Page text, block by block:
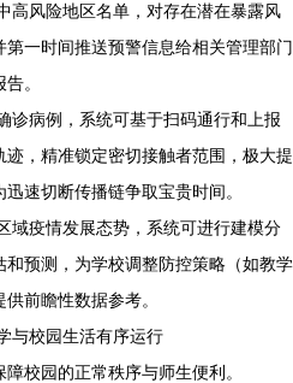
高风险地区名单，对存在潜在暴露风
一时间推送预警信息给相关管理部门
。
诊病例，系统可基于扫码通行和上报
，精准锁定密切接触者范围，极大提
速切断传播链争取宝贵时间。
域疫情发展态势，系统可进行建模分
预测，为学校调整防控策略（如教学
前瞻性数据参考。
与校园生活有序运行
校园的正常秩序与师生便利。